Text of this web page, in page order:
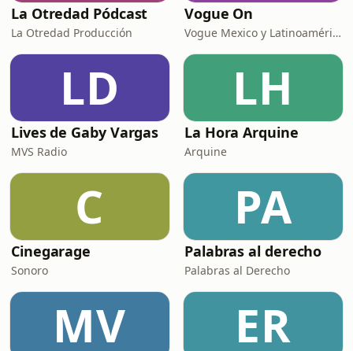
La Otredad Pódcast
La Otredad Producción
Vogue On
Vogue Mexico y Latinoamérica
LD
Lives de Gaby Vargas
MVS Radio
LH
La Hora Arquine
Arquine
C
Cinegarage
Sonoro
PA
Palabras al derecho
Palabras al Derecho
MV ER